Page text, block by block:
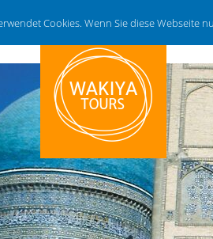
Cookies. Wenn Sie diese Webseite